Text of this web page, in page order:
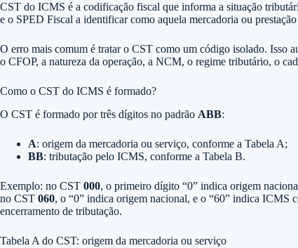
CST do ICMS é a codificação fiscal que informa a situação
e o SPED Fiscal a identificar como aquela mercadoria ou
O erro mais comum é tratar o CST como um código isolado. Isso
o CFOP, a natureza da operação, a NCM, o regime tributário, o
Como o CST do ICMS é formado?
O CST é formado por três dígitos no padrão ABB:
A: origem da mercadoria ou serviço, conforme a Tabela A;
BB: tributação pelo ICMS, conforme a Tabela B.
Exemplo: no CST 000, o primeiro dígito “0” indica origem
no CST 060, o “0” indica origem nacional, e o “60” indica ICMS
encerramento de tributação.
Tabela A do CST: origem da mercadoria ou serviço